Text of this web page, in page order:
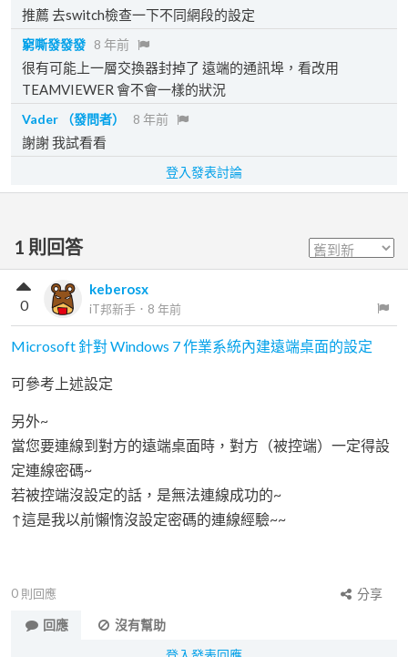
推薦 去switch檢查一下不同網段的設定
窮嘶發發發 8 年前
很有可能上一層交換器封掉了 遠端的通訊埠，看改用
TEAMVIEWER 會不會一樣的狀況
Vader （發問者） 8 年前
謝謝 我試看看
登入發表討論
1 則回答
keberosx
iT邦新手 ． 8 年前
0
Microsoft 針對 Windows 7 作業系統內建遠端桌面的設定
可參考上述設定
另外~
當您要連線到對方的遠端桌面時，對方（被控端）一定得設
定連線密碼~
若被控端沒設定的話，是無法連線成功的~
↑這是我以前懶惰沒設定密碼的連線經驗~~
0 則回應
分享
回應
沒有幫助